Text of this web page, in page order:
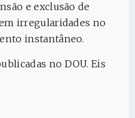
e exclusão de
irregularidades no
instantâneo.
no DOU. Eis